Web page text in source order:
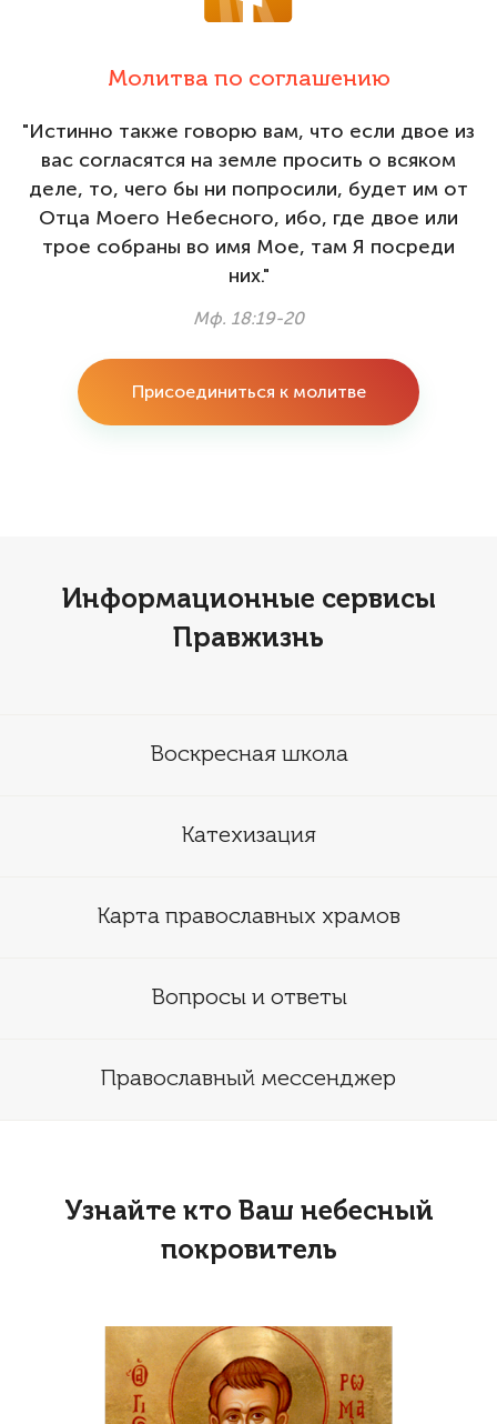
Молитва по соглашению
"Истинно также говорю вам, что если двое из
вас согласятся на земле просить о всяком
деле, то, чего бы ни попросили, будет им от
Отца Моего Небесного, ибо, где двое или
трое собраны во имя Мое, там Я посреди
них."
Мф. 18:19-20
Присоединиться к молитве
Информационные сервисы
Правжизнь
Воскресная школа
Катехизация
Карта православных храмов
Вопросы и ответы
Православный мессенджер
Узнайте кто Ваш небесный
покровитель